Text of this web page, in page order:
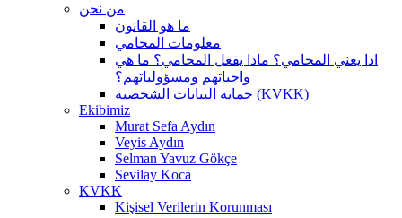
من نحن
ما هو القانون
معلومات المحامي
اذا يعني المحامي؟ ماذا يفعل المحامي؟ ما هي
واجباتهم ومسؤولياتهم؟
حماية البيانات الشخصية (KVKK)
Ekibimiz
Murat Sefa Aydın
Veyis Aydın
Selman Yavuz Gökçe
Sevilay Koca
KVKK
Kişisel Verilerin Korunması